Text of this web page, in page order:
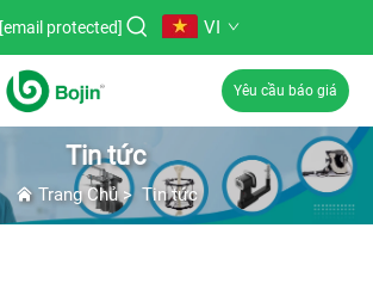
[email protected] VI
Yêu cầu báo giá
Tin tức
Trang Chủ> Tin tức